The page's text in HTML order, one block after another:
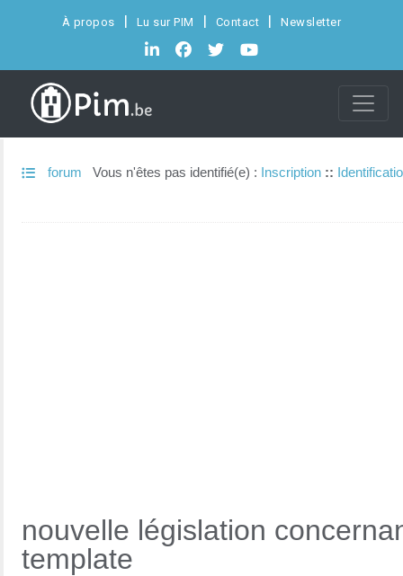
À propos Lu sur PIM Contact Newsletter
forum Vous n'êtes pas identifié(e) : Inscription ::
nouvelle législation
template